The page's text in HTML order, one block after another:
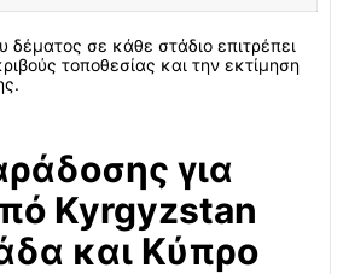
σε κάθε στάδιο επιτρέπει
τοποθεσίας και την εκτίμηση
για
Kyrgyzstan
και Κύπρο